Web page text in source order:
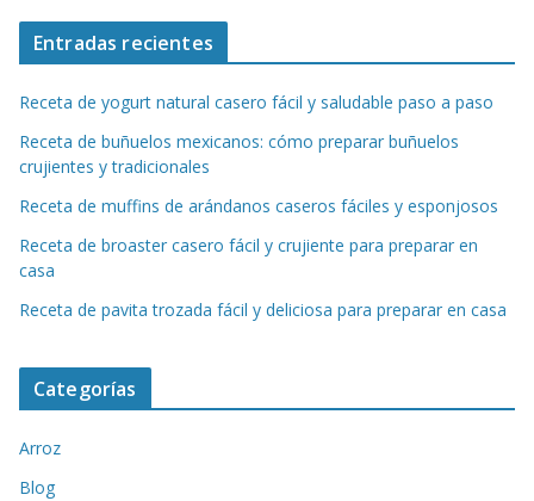
Entradas recientes
Receta de yogurt natural casero fácil y saludable paso a paso
Receta de buñuelos mexicanos: cómo preparar buñuelos
crujientes y tradicionales
Receta de muffins de arándanos caseros fáciles y esponjosos
Receta de broaster casero fácil y crujiente para preparar en
casa
Receta de pavita trozada fácil y deliciosa para preparar en casa
Categorías
Arroz
Blog